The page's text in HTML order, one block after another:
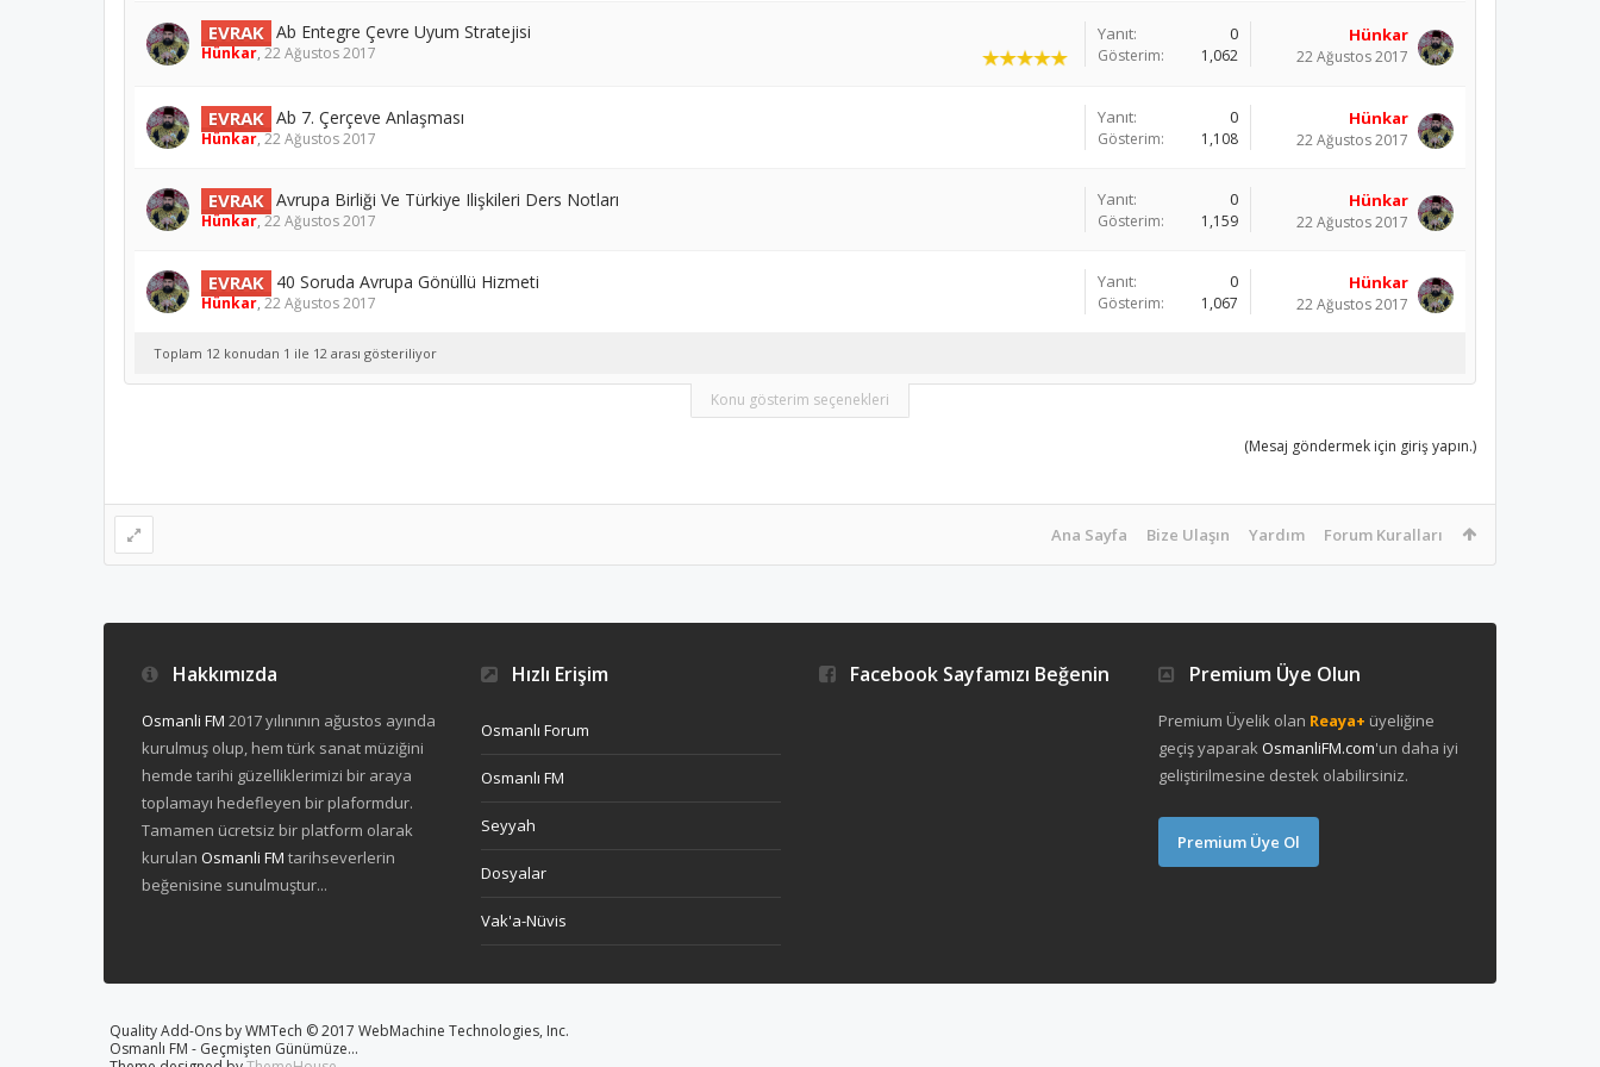
EVRAK Ab Entegre Çevre Uyum Stratejisi
Hünkar,22 Ağustos 2017
Yanıt: 0
Gösterim: 1,062
Hünkar
22 Ağustos 2017
EVRAK Ab 7. Çerçeve Anlaşması
Hünkar,22 Ağustos 2017
Yanıt: 0
Gösterim: 1,108
Hünkar
22 Ağustos 2017
EVRAK Avrupa Birliği Ve Türkiye Ilişkileri Ders Notları
Hünkar,22 Ağustos 2017
Yanıt: 0
Gösterim: 1,159
Hünkar
22 Ağustos 2017
EVRAK 40 Soruda Avrupa Gönüllü Hizmeti
Hünkar,22 Ağustos 2017
Yanıt: 0
Gösterim: 1,067
Hünkar
22 Ağustos 2017
Toplam 12 konudan 1 ile 12 arası gösteriliyor
Konu gösterim seçenekleri
(Mesaj göndermek için giriş yapın.)
Ana Sayfa Bize Ulaşın Yardım Forum Kuralları
Hakkımızda
Osmanli FM 2017 yılınının ağustos ayında
kurulmuş olup, hem türk sanat müziğini
hemde tarihi güzelliklerimizi bir araya
toplamayı hedefleyen bir plaformdur.
Tamamen ücretsiz bir platform olarak
kurulan Osmanli FM tarihseverlerin
beğenisine sunulmuştur...
Hızlı Erişim
Osmanlı Forum
Osmanlı FM
Seyyah
Dosyalar
Vak'a-Nüvis
Facebook Sayfamızı Beğenin Premium Üye Olun
Premium Üyelik olan Reaya+ üyeliğine
geçiş yaparakOsmanliFM.com'un daha iyi
geliştirilmesine destek olabilirsiniz.
Premium Üye Ol
Quality Add-Ons by WMTech © 2017 WebMachine Technologies, Inc.
Osmanlı FM - Geçmişten Günümüze...